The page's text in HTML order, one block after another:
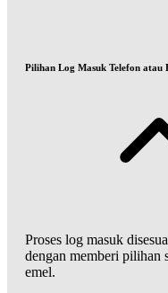
Pilihan Log Masuk Telefon atau
Proses log masuk
dengan memberi pilihan
emel.